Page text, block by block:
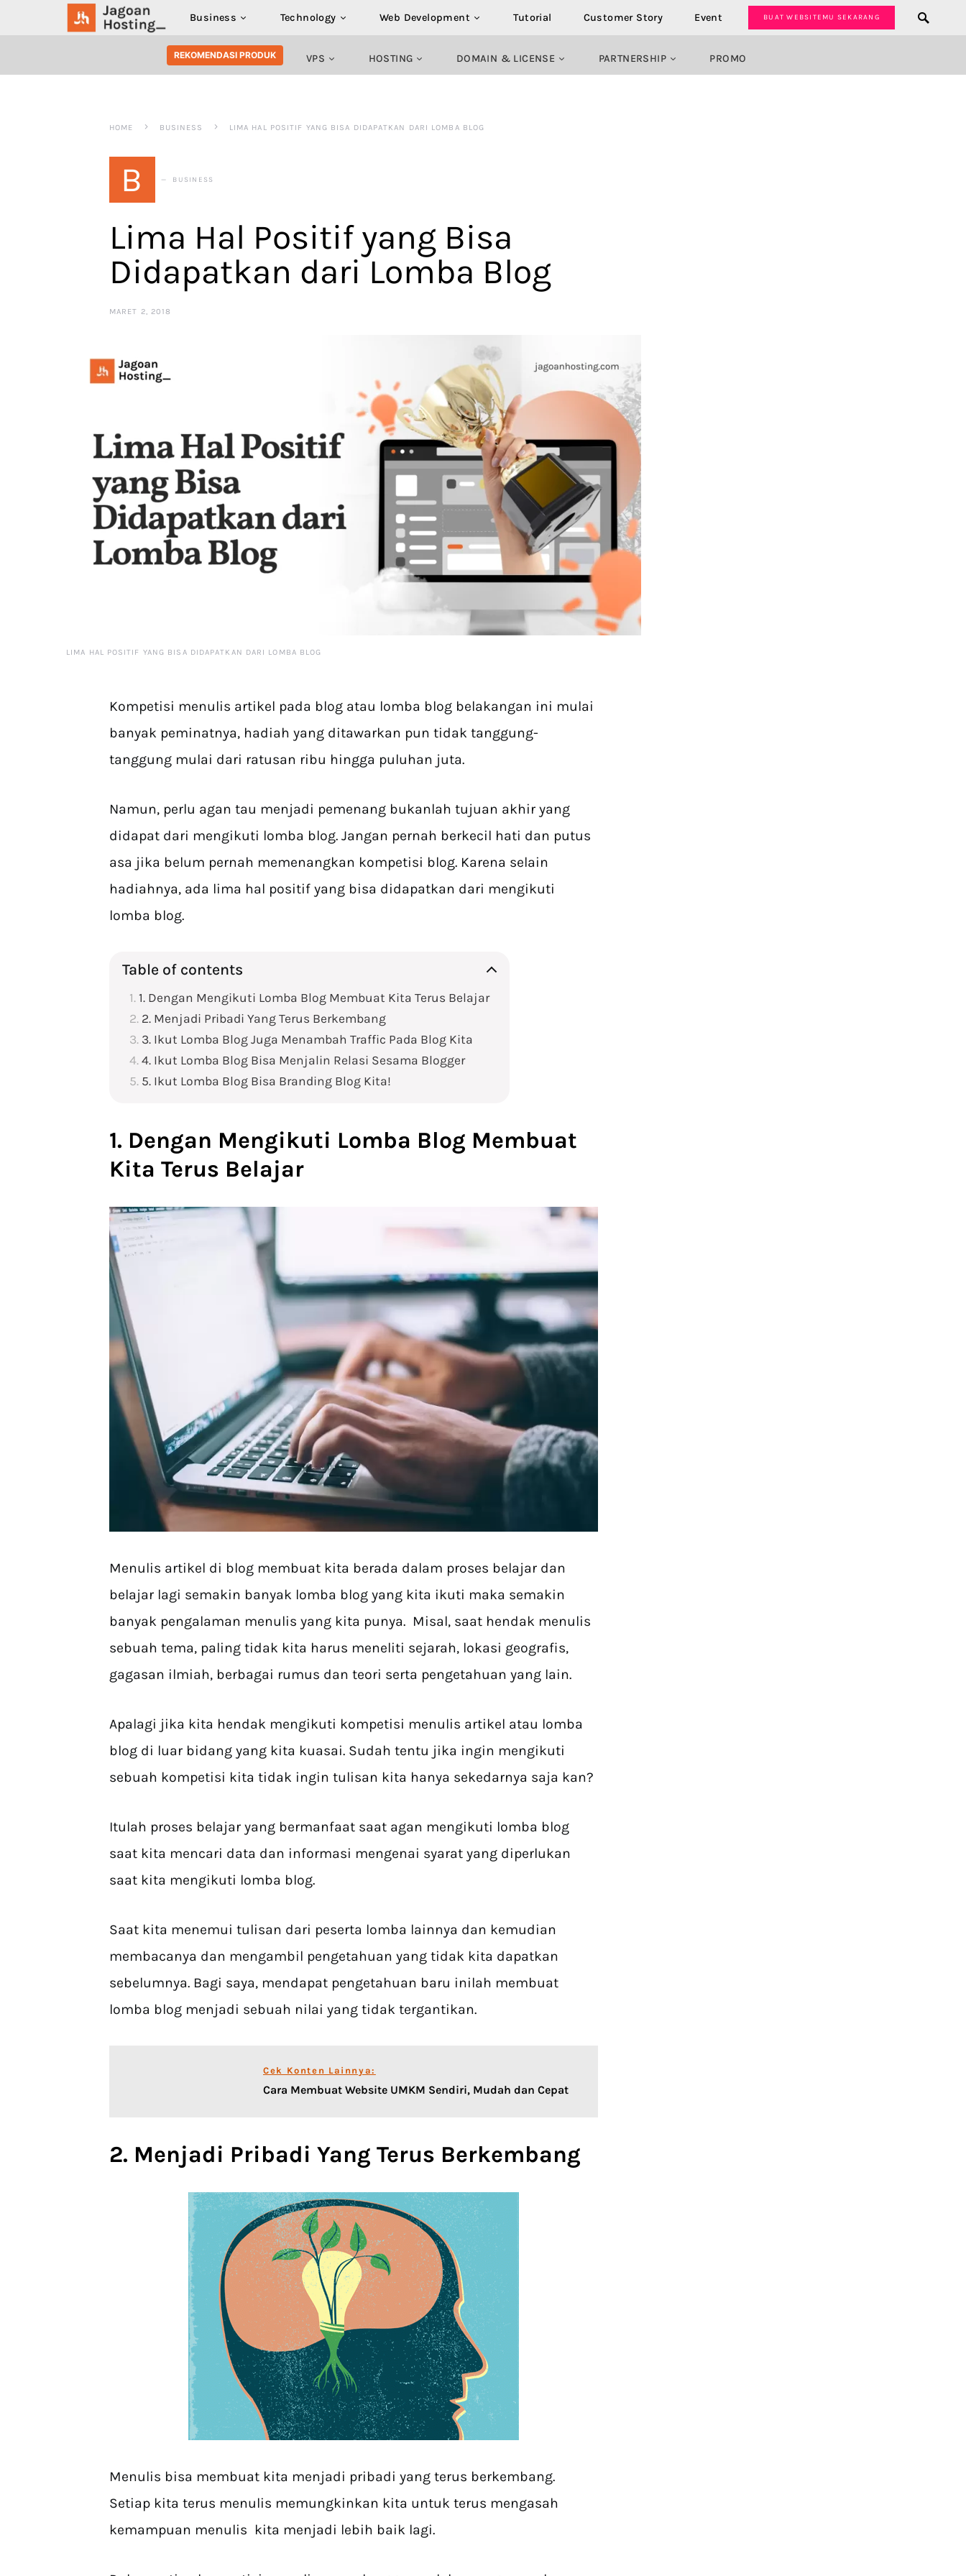
Business Technology Web Development Tutorial Customer Story Event BUAT WEBSITEMU SEKARANG
SEARCH FOR:
REKOMENDASI PRODUK VPS HOSTING DOMAIN & LICENSE PARTNERSHIP PROMO
HOME BUSINESS LIMA HAL POSITIF YANG BISA DIDAPATKAN DARI LOMBA BLOG
B BUSINESS
Lima Hal Positif yang Bisa
Didapatkan dari Lomba Blog
MARET 2, 2018
LIMA HAL POSITIF YANG BISA DIDAPATKAN DARI LOMBA BLOG
Kompetisi menulis artikel pada blog atau lomba blog belakangan ini mulai
banyak peminatnya, hadiah yang ditawarkan pun tidak tanggung-
tanggung mulai dari ratusan ribu hingga puluhan juta.
Namun, perlu agan tau menjadi pemenang bukanlah tujuan akhir yang
didapat dari mengikuti lomba blog. Jangan pernah berkecil hati dan putus
asa jika belum pernah memenangkan kompetisi blog. Karena selain
hadiahnya, ada lima hal positif yang bisa didapatkan dari mengikuti
lomba blog.
Table of contents
1. Dengan Mengikuti Lomba Blog Membuat Kita Terus Belajar
2. Menjadi Pribadi Yang Terus Berkembang
3. Ikut Lomba Blog Juga Menambah Traffic Pada Blog Kita
4. Ikut Lomba Blog Bisa Menjalin Relasi Sesama Blogger
5. Ikut Lomba Blog Bisa Branding Blog Kita!
1. Dengan Mengikuti Lomba Blog Membuat
Kita Terus Belajar
Menulis artikel di blog membuat kita berada dalam proses belajar dan
belajar lagi semakin banyak lomba blog yang kita ikuti maka semakin
banyak pengalaman menulis yang kita punya. Misal, saat hendak menulis
sebuah tema, paling tidak kita harus meneliti sejarah, lokasi geografis,
gagasan ilmiah, berbagai rumus dan teori serta pengetahuan yang lain.
Apalagi jika kita hendak mengikuti kompetisi menulis artikel atau lomba
blog di luar bidang yang kita kuasai. Sudah tentu jika ingin mengikuti
sebuah kompetisi kita tidak ingin tulisan kita hanya sekedarnya saja kan?
Itulah proses belajar yang bermanfaat saat agan mengikuti lomba blog
saat kita mencari data dan informasi mengenai syarat yang diperlukan
saat kita mengikuti lomba blog.
Saat kita menemui tulisan dari peserta lomba lainnya dan kemudian
membacanya dan mengambil pengetahuan yang tidak kita dapatkan
sebelumnya. Bagi saya, mendapat pengetahuan baru inilah membuat
lomba blog menjadi sebuah nilai yang tidak tergantikan.
Cek Konten Lainnya:
Cara Membuat Website UMKM Sendiri, Mudah dan Cepat
2. Menjadi Pribadi Yang Terus Berkembang
Menulis bisa membuat kita menjadi pribadi yang terus berkembang.
Setiap kita terus menulis memungkinkan kita untuk terus mengasah
kemampuan menulis kita menjadi lebih baik lagi.